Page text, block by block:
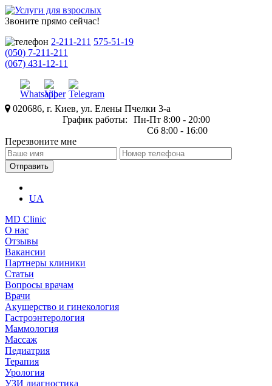
Звоните прямо сейчас!
2-211-211 575-51-19
(050) 7-211-211
(067) 431-12-11
020686, г. Киев, ул. Елены Пчелки 3-а
График работы:
Пн-Пт 8:00 - 20:00
Сб 8:00 - 16:00
Перезвоните мне
UA
MD Clinic
О нас
Отзывы
Вакансии
Партнеры клиники
Статьи
Вопросы врачам
Врачи
Акушерство и гинекология
Гастроэнтерология
Маммология
Массаж
Педиатрия
Терапия
Урология
УЗИ диагностика